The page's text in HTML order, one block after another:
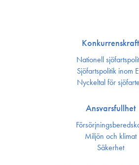
Konkurrenskraft
Nationell
Sjöfarts­politik inom
Nyckeltal för
Ansvarsfullhet
Miljön och klimat
Säkerhet